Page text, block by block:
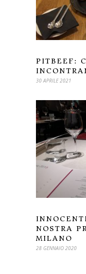
PITBEEF:
30 APRILE 2021
NOSTRA
MILANO
28 GENNAIO 2020